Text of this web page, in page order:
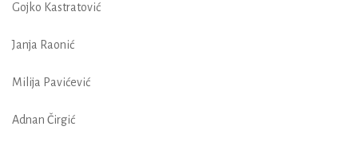
Gojko Kastratović
Janja Raonić
Milija Pavićević
Adnan Čirgić